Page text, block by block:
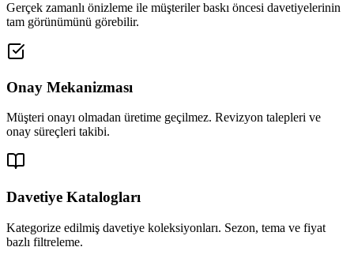
Gerçek zamanlı önizleme ile müşteriler baskı öncesi davetiyelerinin
tam görünümünü görebilir.
Onay Mekanizması
Müşteri onayı olmadan üretime geçilmez. Revizyon talepleri ve
onay süreçleri takibi.
Davetiye Katalogları
Kategorize edilmiş davetiye koleksiyonları. Sezon, tema ve fiyat
bazlı filtreleme.